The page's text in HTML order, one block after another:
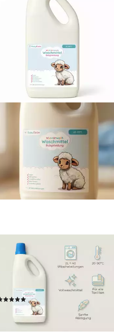
BABYBABO PREMIUM
Wunderweich Waschmittel Sensitive
für Babys, Kleinkinder & Allergiker
Vollwaschmittel (für empfindliche
Babyhaut)
(7)
ab 19,95 € UVP
(9,98 €/ 1 l)